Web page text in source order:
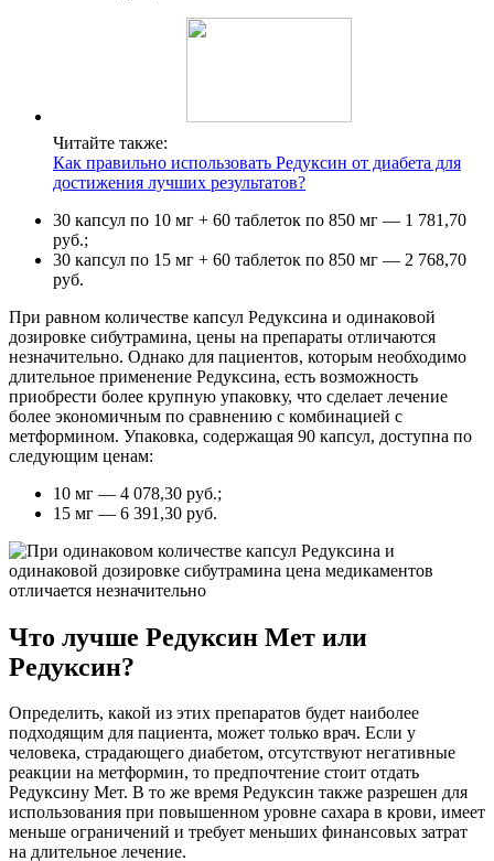
Читайте также:
Как правильно использовать Редуксин от диабета для
достижения лучших результатов?
30 капсул по 10 мг + 60 таблеток по 850 мг — 1 781,70
руб.;
30 капсул по 15 мг + 60 таблеток по 850 мг — 2 768,70
руб.
При равном количестве капсул Редуксина и одинаковой
дозировке сибутрамина, цены на препараты отличаются
незначительно. Однако для пациентов, которым необходимо
длительное применение Редуксина, есть возможность
приобрести более крупную упаковку, что сделает лечение
более экономичным по сравнению с комбинацией с
метформином. Упаковка, содержащая 90 капсул, доступна по
следующим ценам:
10 мг — 4 078,30 руб.;
15 мг — 6 391,30 руб.
Что лучше Редуксин Мет или
Редуксин?
Определить, какой из этих препаратов будет наиболее
подходящим для пациента, может только врач. Если у
человека, страдающего диабетом, отсутствуют негативные
реакции на метформин, то предпочтение стоит отдать
Редуксину Мет. В то же время Редуксин также разрешен для
использования при повышенном уровне сахара в крови, имеет
меньше ограничений и требует меньших финансовых затрат
на длительное лечение.